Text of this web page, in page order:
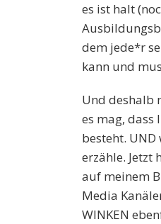
es ist halt
dem jede*r
kann und
Und deshalb
es mag, dass
besteht. UND
erzähle. Jetzt
auf meinem
Media
WINKEN